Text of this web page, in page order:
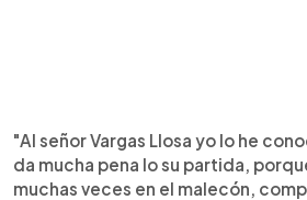
"Al señor Vargas Llosa yo lo he
da mucha pena lo su partida,
muchas veces en el malecón,